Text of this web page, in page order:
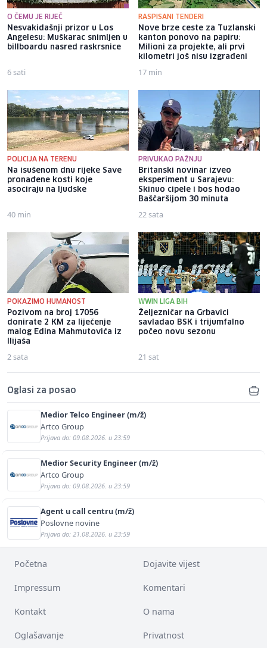
O ČEMU JE RIJEČ
Nesvakidašnji prizor u Los
Angelesu: Muškarac snimljen u
billboardu nasred raskrsnice
6 sati
RASPISANI TENDERI
Nove brze ceste za Tuzlanski
kanton ponovo na papiru:
Milioni za projekte, ali prvi
kilometri još nisu izgrađeni
17 min
POLICIJA NA TERENU
Na isušenom dnu rijeke Save
pronađene kosti koje
asociraju na ljudske
40 min
PRIVUKAO PAŽNJU
Britanski novinar izveo
eksperiment u Sarajevu:
Skinuo cipele i bos hodao
Baščaršijom 30 minuta
22 sata
POKAŽIMO HUMANOST
Pozivom na broj 17056
donirate 2 KM za liječenje
malog Edina Mahmutovića iz
Ilijaša
2 sata
WWIN LIGA BIH
Željezničar na Grbavici
savladao BSK i trijumfalno
počeo novu sezonu
21 sat
Oglasi za posao
Medior Telco Engineer (m/ž)
Artco Group
Prijava do: 09.08.2026. u 23:59
Medior Security Engineer (m/ž)
Artco Group
Prijava do: 09.08.2026. u 23:59
Agent u call centru (m/ž)
Poslovne novine
Prijava do: 21.08.2026. u 23:59
Početna Dojavite vijest
Impressum Komentari
Kontakt O nama
Oglašavanje Privatnost